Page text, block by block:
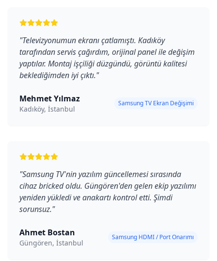
"Televizyonumun ekranı çatlamıştı. Kadıköy
tarafından servis çağırdım, orijinal panel ile değişim
yaptılar. Montaj işçiliği düzgündü, görüntü kalitesi
beklediğimden iyi çıktı."
Mehmet Yılmaz
Kadıköy, İstanbul
Samsung TV Ekran Değişimi
"Samsung TV'nin yazılım güncellemesi sırasında
cihaz bricked oldu. Güngören'den gelen ekip yazılımı
yeniden yükledi ve anakartı kontrol etti. Şimdi
sorunsuz."
Ahmet Bostan
Güngören, İstanbul
Samsung HDMI / Port Onarımı